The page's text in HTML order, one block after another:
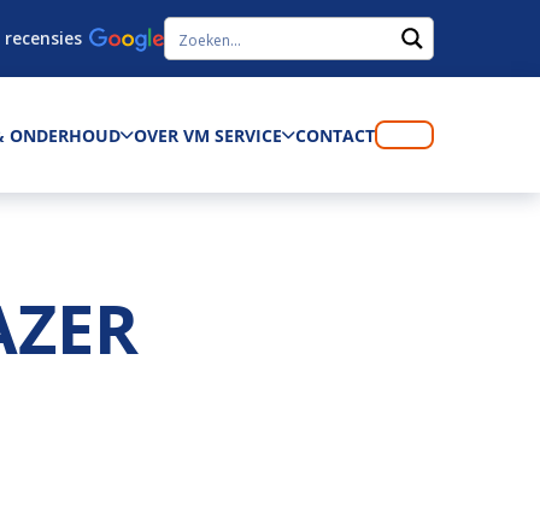
recensies
ONDERHOUD OVER VM SERVICE CONTACT